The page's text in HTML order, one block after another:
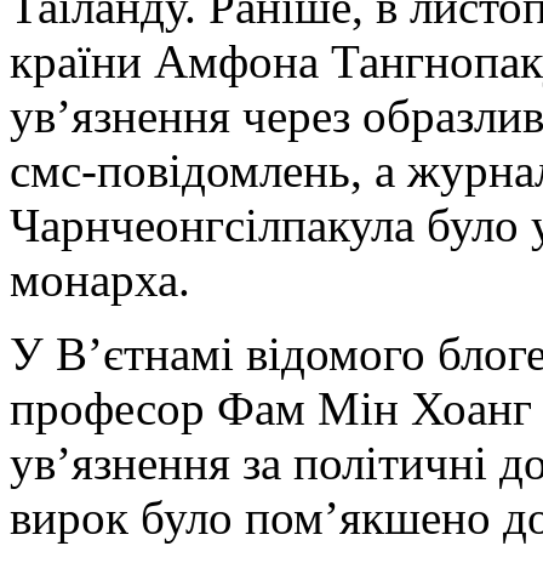
країни Амфона
ув’язнення через
смс-повідомлень, а
Чарнчеонгсілпакула було
монарха.
У В’єтнамі відомого
професор Фам Мін Хоанг
ув’язнення за політичні
вирок було пом’якшено